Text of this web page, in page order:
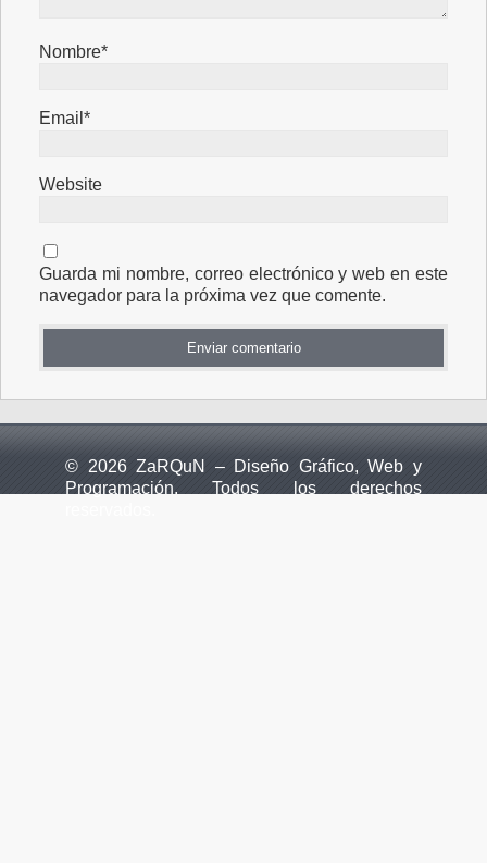
Nombre*
Email*
Website
Guarda mi nombre, correo electrónico y web en este
navegador para la próxima vez que comente.
© 2026 ZaRQuN – Diseño Gráfico, Web y
Programación. Todos los derechos